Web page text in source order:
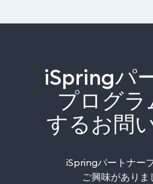
iSpringパ
プログラ
するお問
iSpringパートナー
ご興味がありま